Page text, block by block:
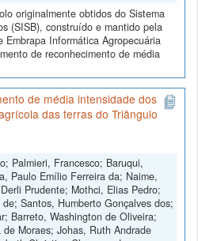
originalmente obtidos do Sistema
(SISB), construído e mantido pela
Embrapa Informática Agropecuária
de reconhecimento de média
de média intensidade dos
das terras do Triângulo
Palmieri, Francesco; Baruqui,
Paulo Emílio Ferreira da; Naime,
Prudente; Mothci, Elias Pedro;
Santos, Humberto Gonçalves dos;
Barreto, Washington de Oliveira;
Moraes; Johas, Ruth Andrade